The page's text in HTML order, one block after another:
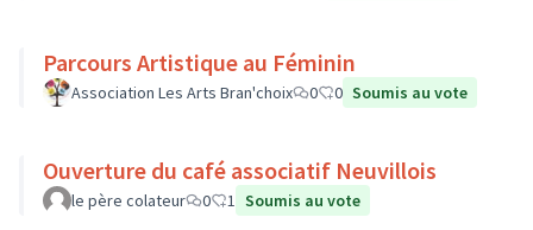
Parcours Artistique au Féminin
Association Les Arts Bran'choix 0 0 Soumis au vote
Ouverture du café associatif Neuvillois
le père colateur 0 1 Soumis au vote